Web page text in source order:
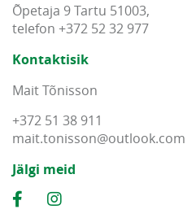
Õpetaja 9 Tartu 51003,
telefon +372 52 32 977
Kontaktisik
Mait Tõnisson
+372 51 38 911
mait.tonisson@outlook.com
Jälgi meid